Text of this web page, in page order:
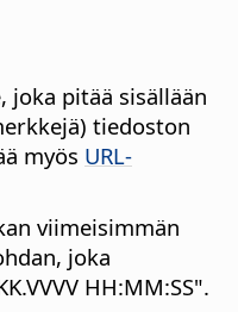
joka pitää sisällään
tiedoston
myös URL-
viimeisimmän
joka
HH:MM:SS".